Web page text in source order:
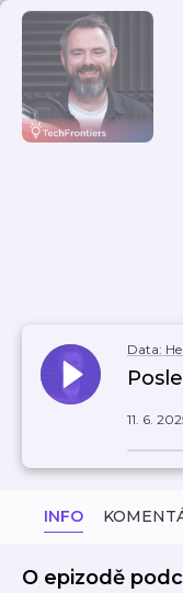
Data:
11. 6.
INFO
O epizodě